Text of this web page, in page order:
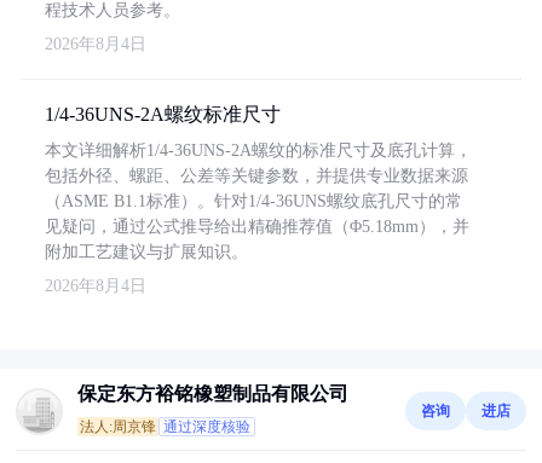
程技术人员参考。
2026年8月4日
1/4-36UNS-2A螺纹标准尺寸
本文详细解析1/4-36UNS-2A螺纹的标准尺寸及底孔计算，
包括外径、螺距、公差等关键参数，并提供专业数据来源
（ASME B1.1标准）。针对1/4-36UNS螺纹底孔尺寸的常
见疑问，通过公式推导给出精确推荐值（Φ5.18mm），并
附加工艺建议与扩展知识。
2026年8月4日
保定东方裕铭橡塑制品有限公司
法人:周京锋 通过深度核验
咨询 进店